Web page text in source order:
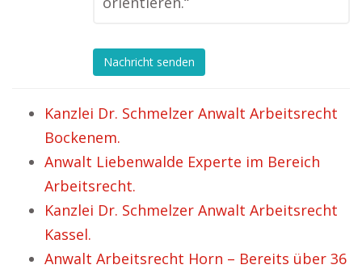
Nachricht senden
Kanzlei Dr. Schmelzer Anwalt Arbeitsrecht
Bockenem.
Anwalt Liebenwalde Experte im Bereich
Arbeitsrecht.
Kanzlei Dr. Schmelzer Anwalt Arbeitsrecht
Kassel.
Anwalt Arbeitsrecht Horn – Bereits über 36